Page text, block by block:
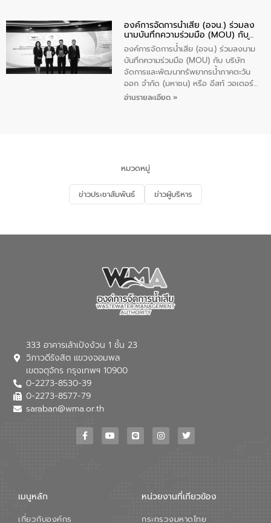
ชุมชนและการบำบัดน้ำเสียเบื้องต้น ให้กับ
นักเรียนชั้นประถมศึกษาปีที่ 5 โรงเรียน
เทศบาล 1 (พะเยาประชานุกูล) จำนวน 30
คน
องค์การจัดการน้ำเสีย (อจน.) ร่วมลง
นามบันทึกความร่วมมือ (MOU) กับ
บริษัท จัดการและพัฒนาทรัพยากรน้ำ
ภาคตะวันออก จำกัด (มหาชน) หรือ อีส
ท์ วอเตอร์
องค์การจัดการน้ำเสีย (อจน.) ร่วมลงนาม
บันทึกความร่วมมือ (MOU) กับ บริษัท
จัดการและพัฒนาทรัพยากรน้ำภาคตะวัน
ออก จำกัด (มหาชน) หรือ อีสท์ วอเตอร์
เมื่อวันอังคารที่ 4 สิงหาคม 2569 ณ ห้อง
ด้านน้ำของประเทศ และเตรียมความพร้อม
รองรับการเติบโตของเมือง รวมถึงการ
ลงทุนในอุตสาหกรรมแห่งอนาคต ตลอดจน
มุ่งตอบโจทย์ความท้าทายจากวิกฤตการ
ในครั้งนี้เป็นการดึงจุดแข็งและความ
(อจน.) มาผสานกับประสบการณ์และ
เทคโนโลยีโครงข่ายน้ำครบวงจรในพื้นที่ EEC
ของอีสท์ วอเตอร์ เพื่อร่วมกันศึกษา
เทคโนโลยีการปรับปรุงคุณภาพน้ำ (Water
Reuse) และพัฒนารูปแบบการดำเนินงาน
ใช้น้ำที่พุ่งสูงขึ้นจากการขยายตัวของ
การองค์การจัดการน้ำเสีย กล่าวถึงภารกิจ
เพื่อสนับสนุนการพัฒนาเมืองอย่างยั่งยืน
ขณะที่ นายบดินทร์ อุดล กรรมการผู้อำนวย
สมดุลทางเศรษฐกิจและสิ่งแวดล้อมได้อย่าง
อ่านรายละเอียด »
หมวดหมู่
ข่าวประชาสัมพันธ์ ข่าวผู้บริหาร
333 อาคารเล้าเป้งง้วน 1 ชั้น 23
วิภาวดีรังสิต แขวงจอมพล
เขตจตุจักร กรุงเทพฯ 10900
0-2273-8530-39
0-2273-8577-79
saraban@wma.or.th
เมนูหลัก
เกี่ยวกับองค์กร
หน่วยงานที่เกียวข้อง
กระทรวงมหาดไทย